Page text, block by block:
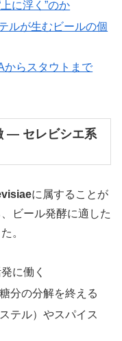
に浮く”のか
ルが生むビールの個
らスタウトまで
― セレビシエ系
に属することが
ビール発酵に適した
。
に働く
分の分解を終える
テル）やスパイス